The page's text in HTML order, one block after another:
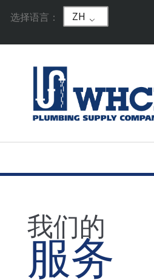
选择语言： ZH
我们的
服务